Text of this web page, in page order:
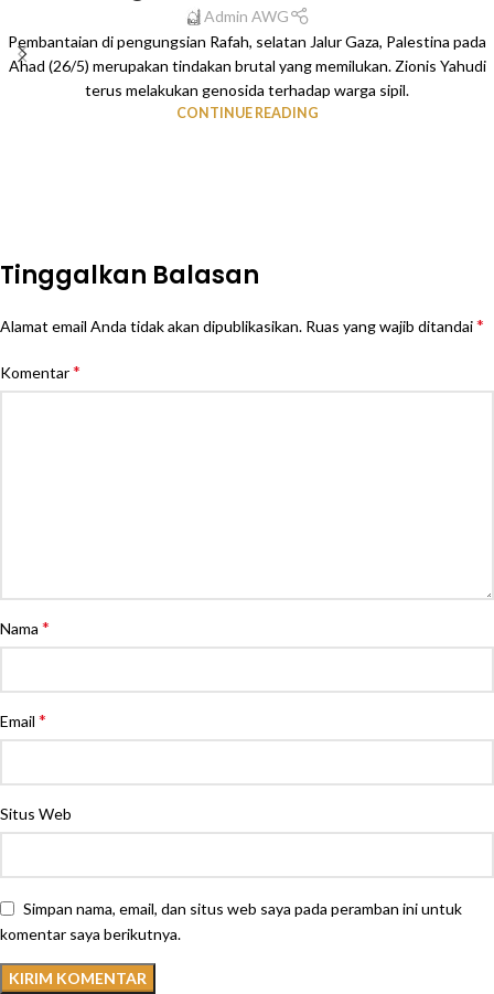
Admin AWG
Pembantaian di pengungsian Rafah, selatan Jalur Gaza, Palestina pada
Ahad (26/5) merupakan tindakan brutal yang memilukan. Zionis Yahudi
terus melakukan genosida terhadap warga sipil.
CONTINUE READING
Tinggalkan Balasan
Alamat email Anda tidak akan dipublikasikan. Ruas yang wajib ditandai*
Komentar*
Nama *
Email *
Situs Web
Simpan nama, email, dan situs web saya pada peramban ini untuk
komentar saya berikutnya.